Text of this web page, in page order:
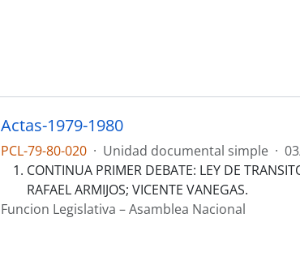
Actas-1979-1980
PCL-79-80-020 · Unidad documental simple ·
CONTINUA PRIMER DEBATE: LEY DE
RAFAEL ARMIJOS; VICENTE VANEGAS.
Funcion Legislativa – Asamblea Nacional